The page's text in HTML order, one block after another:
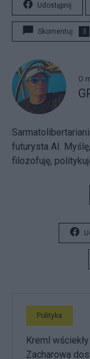
Udostępnij
Skomentuj 3
O
futurysta AI.
filozofuję,
Polityka
Kreml
Zacharowa